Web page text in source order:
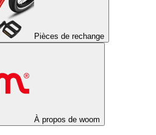
Pièces de rechange
À propos de woom